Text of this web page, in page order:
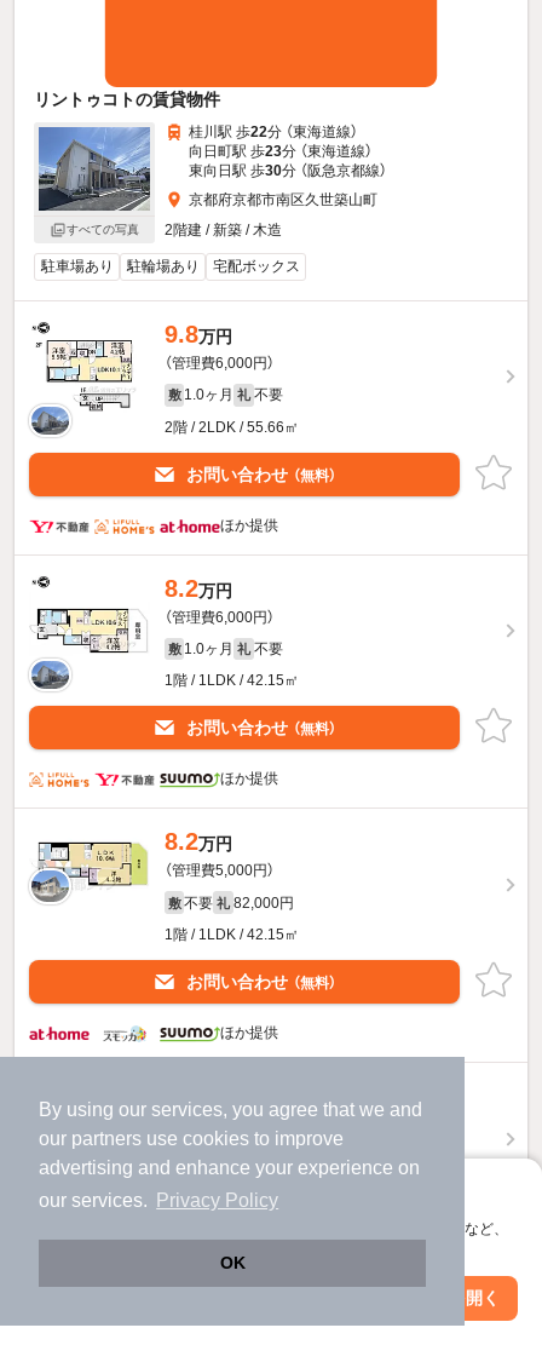
By using our services, you agree that we and
our partners use cookies to improve
advertising and enhance your experience on
our services.
Privacy Policy
OK
アプリに切り替えて、サクサクお部屋探し
会員登録なしですぐ使える。マップ検索やお気に入り保存など、
アプリを開く
リントゥコトの賃貸物件
すべての写真
桂川駅 歩22分 （東海道線）
向日町駅 歩23分 （東海道線）
東向日駅 歩30分 （阪急京都線）
京都府京都市南区久世築山町
2階建 / 新築 / 木造
駐車場あり 駐輪場あり 宅配ボックス
9.8万円
（管理費6,000円）
敷 1.0ヶ月 礼 不要
2階 / 2LDK / 55.66㎡
お問い合わせ （無料）
ほか提供
8.2万円
（管理費6,000円）
敷 1.0ヶ月 礼 不要
1階 / 1LDK / 42.15㎡
お問い合わせ （無料）
ほか提供
8.2万円
（管理費5,000円）
敷 不要 礼 82,000円
1階 / 1LDK / 42.15㎡
お問い合わせ （無料）
ほか提供
9.8
（管理費5,000円）
敷 不要
1階 / 2LDK / 55.66㎡
お問い合わせ（無料）
ほか提供
絞り込み条件を変更